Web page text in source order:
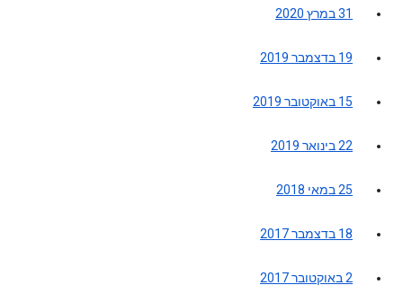
31 במרץ 2020
19 בדצמבר 2019
15 באוקטובר 2019
22 בינואר 2019
25 במאי 2018
18 בדצמבר 2017
2 באוקטובר 2017